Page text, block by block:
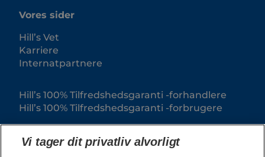
Vores sider
Hill’s Vet
Karriere
Internatpartnere
Hill’s 100% Tilfredshedsgaranti -forhandlere
Hill’s 100% Tilfredshedsgaranti -forbrugere
Vi tager dit privatliv alvorligt